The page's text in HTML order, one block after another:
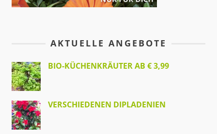
AKTUELLE ANGEBOTE
BIO-KÜCHENKRÄUTER AB € 3,99
VERSCHIEDENEN DIPLADENIEN